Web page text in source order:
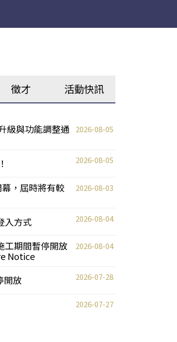
徵才 活動快訊
級與功能調整通
2026-08-05
2026-08-05
，屆時將有較
2026-08-03
入方式 2026-08-04
工期間暫停開放
Notice
2026-08-04
開放 2026-07-28
2026-07-27